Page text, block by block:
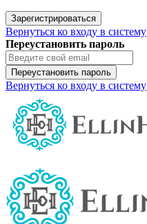
Зарегистрироваться
Вернуться ко входу в систему
Переустановить пароль
Переустановить пароль
Вернуться ко входу в систему